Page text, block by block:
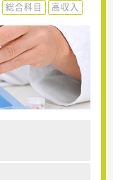
総合科目 高収入